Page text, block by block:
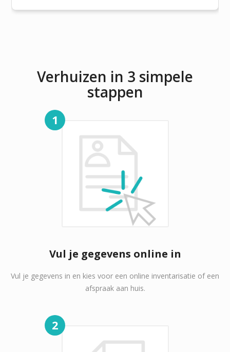
Verhuizen in 3 simpele
stappen
1
Vul je gegevens online in
Vul je gegevens in en kies voor een online inventarisatie of een
afspraak aan huis.
2